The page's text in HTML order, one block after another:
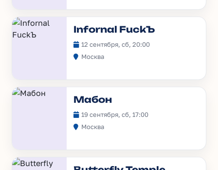
Infornal FuckЪ
12 сентября, сб, 20:00
Москва
Мабон
19 сентября, сб, 17:00
Москва